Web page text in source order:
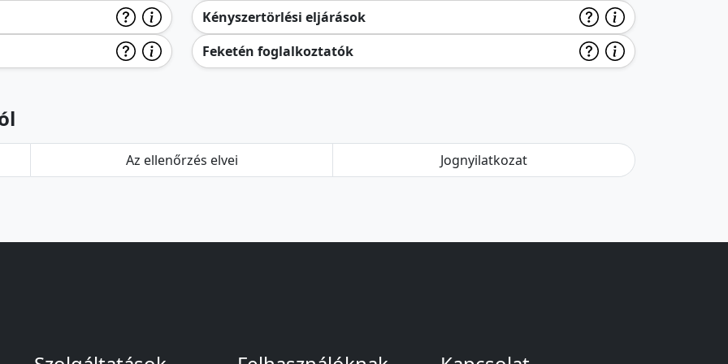
Kényszertörlési eljárások
Feketén foglalkoztatók
Az ellenőrzés elvei Jognyilatkozat